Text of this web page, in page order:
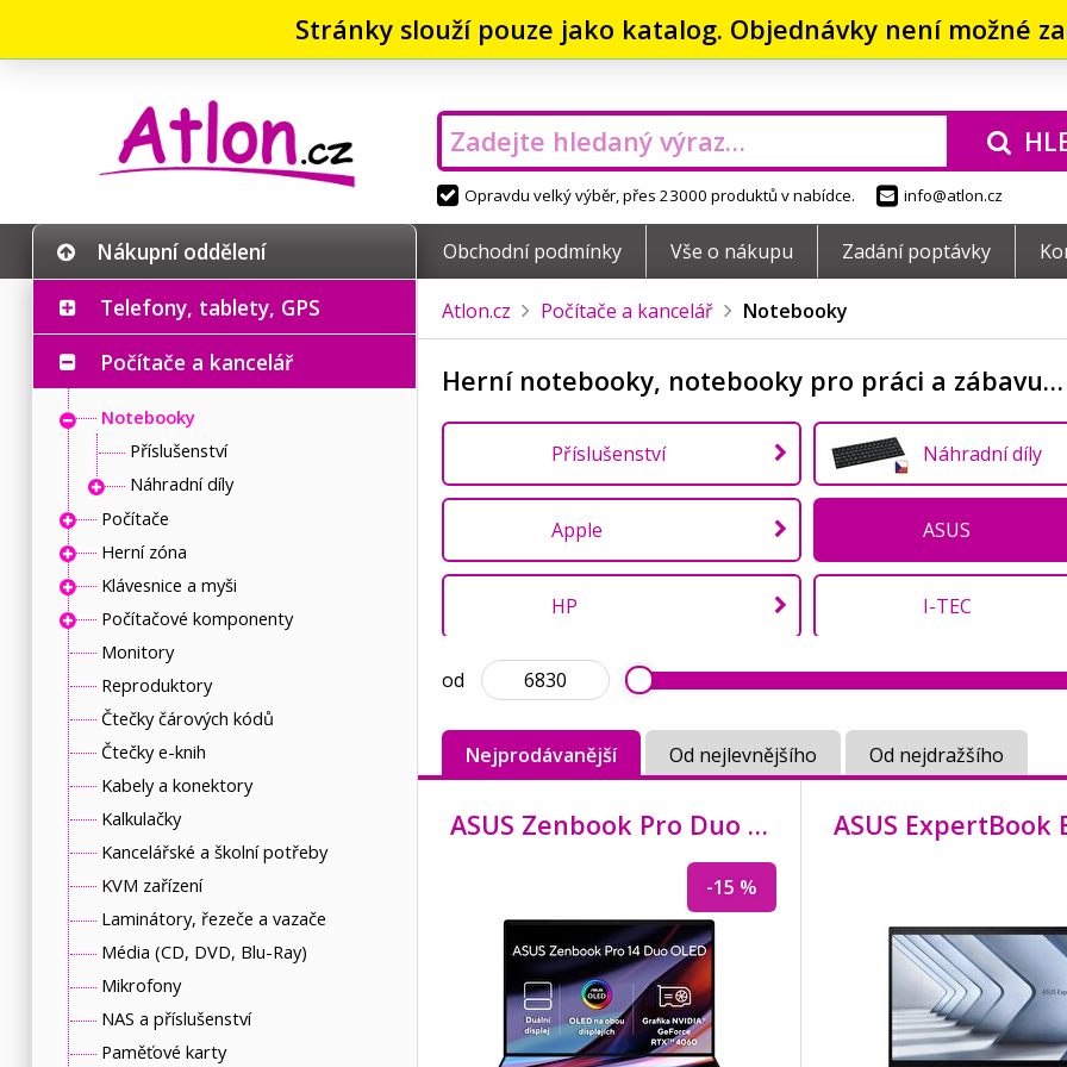
Stránky slouží pouze jako katalog. Objednávky není možné
Opravdu velký výběr, přes 23000 produktů v nabídce. info@atlon.cz
Nákupní oddělení Obchodní podmínky Vše o nákupu Zadání poptávky
Telefony, tablety, GPS
Počítače a kancelář
Notebooky
Příslušenství
Náhradní díly
Počítače
Herní zóna
Klávesnice a myši
Počítačové komponenty
Monitory
Reproduktory
Čtečky čárových kódů
Čtečky e-knih
Kabely a konektory
Kalkulačky
Kancelářské a školní potřeby
KVM zařízení
Laminátory, řezeče a vazače
Média (CD, DVD, Blu-Ray)
Mikrofony
NAS a příslušenství
Paměťové karty
Atlon.cz Počítače a kancelář Notebooky
Herní notebooky, notebooky pro práci a zábavu…
Příslušenství Náhradní díly
Apple ASUS
HP I-TEC
MSI
od
Nejprodávanější Od nejlevnějšího Od nejdražšího
ASUS Zenbook Pro Duo 14 OLED/ UX8402VV/i9-
-15 %